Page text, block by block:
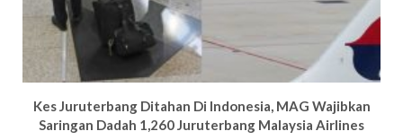
Kes Juruterbang Ditahan Di Indonesia, MAG Wajibkan
Saringan Dadah 1,260 Juruterbang Malaysia Airlines